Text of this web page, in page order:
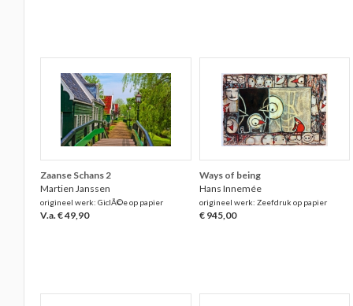
Zaanse Schans 2
Martien Janssen
origineel werk: GiclÃ©e op papier
V.a. € 49,90
Ways of being
Hans Innemée
origineel werk: Zeefdruk op papier
€ 945,00